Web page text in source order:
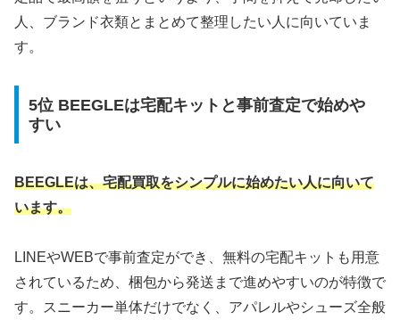
人、ブランド衣類とまとめて整理したい人に向いていま
す。
5位 BEEGLEは宅配キットと事前査定で始めや
すい
BEEGLEは、宅配買取をシンプルに始めたい人に向いて
います。
LINEやWEBで事前査定ができ、無料の宅配キットも用意
されているため、梱包から発送まで進めやすいのが特徴で
す。スニーカー単体だけでなく、アパレルやシューズ全般